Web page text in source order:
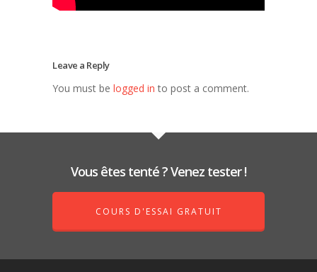
Leave a Reply
You must be logged in to post a comment.
Vous êtes tenté ? Venez tester !
COURS D'ESSAI GRATUIT